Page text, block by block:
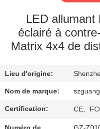
VISITE
D'USINE
DE
QUALITÉ
CONTACTEZ-
LED allumant
éclairé à
Matrix 4x4 de
Lieu d'origine:
Nom de marque:
Certification: CE、